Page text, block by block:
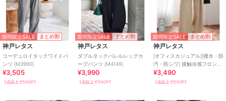
期間限定SALE まとめ割
神戸レタス
コーデュロイタックワイドパ
ンツ [M3990]
¥3,505
2点以上で5%OFF
期間限定SALE まとめ割
神戸レタス
ダブルタックバレルレッグカ
ーブパンツ [M4149]
¥3,990
2点以上で5%OFF
期間限定SALE まとめ割
神戸レタス
[オフィスカジュアル][撥水・防
汚・防シワ] 接触冷感フロント
タックワイドスラックス
[M4408]
¥3,490
2点以上で5%OFF